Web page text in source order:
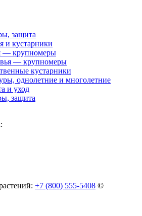
защита
и кустарники
— крупномеры
— крупномеры
кустарники
однолетние и многолетние
и уход
защита
+7 (800) 555-5408 ©